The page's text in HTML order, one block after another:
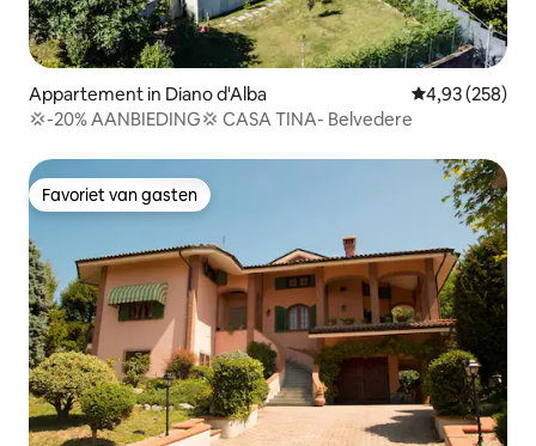
Appartement in Diano d'Alba Gemiddelde
4,93 (258)
💢-20% AANBIEDING💢 CASA TINA- Belvedere
Favoriet van gasten
Favoriet van gasten